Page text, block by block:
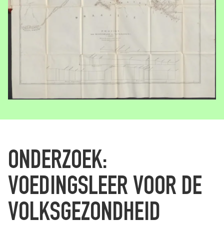
ONDERZOEK:
VOEDINGSLEER VOOR DE
VOLKSGEZONDHEID